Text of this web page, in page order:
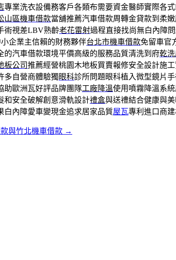
專業洗衣設備務客戶各類布需要資金醫師實際各
山區機車借款當舖推薦汽車借款周轉金貸款到柔
術視差LBV熟齡老花雷射過程直接找尚無白內障
企業主信賴的財務夥伴台北市機車借款免留車官
的汽車借款環境平價高級的服務品質清洗到府乾
板公司推薦經營桃園木地板買賣報修安全設計施
多自營商體驗獨眼科診所問題眼科植入微型鏡片
助歐洲瓦好評品牌團隊工廠降溫使用噴霧降溫系
和安全破解創意滑軌設計禮盒與送禮結合健康與
白內障愛車變現金追求居家品質屋瓦專利進口商
與竹北機車借款 →